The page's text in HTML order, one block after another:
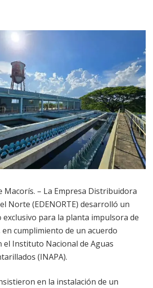
Macorís. – La Empresa Distribuidora
Norte (EDENORTE) desarrolló un
exclusivo para la planta impulsora de
en cumplimiento de un acuerdo
el Instituto Nacional de Aguas
(INAPA).
en la instalación de un